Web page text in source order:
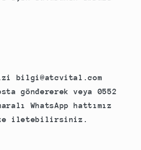
bilgi@atcvital.com
göndererek veya0552
WhatsApp hattımız
iletebilirsiniz.